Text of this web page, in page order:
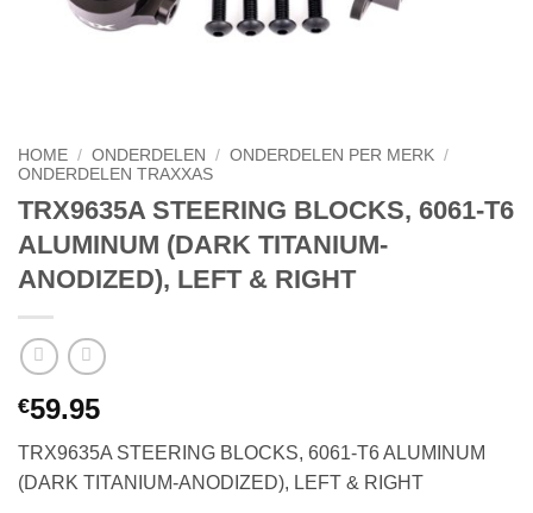
HOME / ONDERDELEN / ONDERDELEN PER MERK /
ONDERDELEN TRAXXAS
TRX9635A STEERING BLOCKS, 6061-T6
ALUMINUM (DARK TITANIUM-
ANODIZED), LEFT & RIGHT
€59.95
TRX9635A STEERING BLOCKS, 6061-T6 ALUMINUM
(DARK TITANIUM-ANODIZED), LEFT & RIGHT